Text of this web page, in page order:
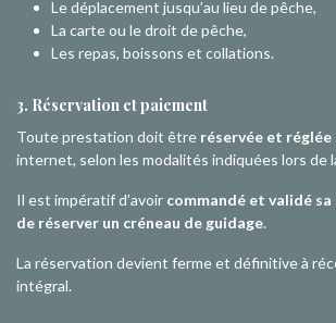
Le déplacement jusqu’au lieu de pêche,
La carte ou le droit de pêche,
Les repas, boissons et collations.
3. Réservation et paiement
Toute prestation doit être réservée et réglée
internet, selon les modalités indiquées lors de
Il est impératif d’avoir commandé et validé
de réserver un créneau de guidage.
La réservation devient ferme et définitive à
intégral.